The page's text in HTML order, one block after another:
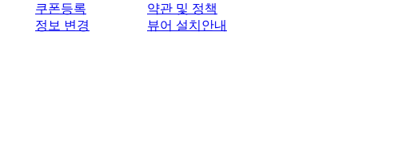
쿠폰등록
정보 변경
약관 및 정책
뷰어 설치안내